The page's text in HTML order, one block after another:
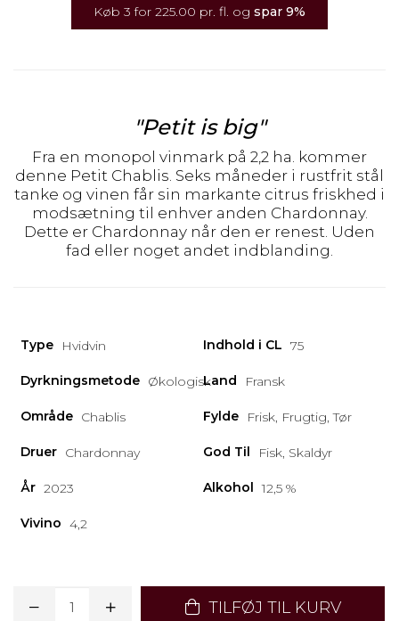
Køb 3 for 225.00 pr. fl. og spar 9%
"Petit is big"
Fra en monopol vinmark på 2,2 ha. kommer
denne Petit Chablis. Seks måneder i rustfrit stål
tanke og vinen får sin markante citrus friskhed i
modsætning til enhver anden Chardonnay.
Dette er Chardonnay når den er renest. Uden
fad eller noget andet indblanding.
Type Hvidvin Indhold i CL 75
Dyrkningsmetode ØkologiskLand Fransk
Område Chablis Fylde Frisk, Frugtig, Tør
Druer Chardonnay God Til Fisk, Skaldyr
År 2023 Alkohol 12,5 %
Vivino 4,2
TILFØJ TIL KURV